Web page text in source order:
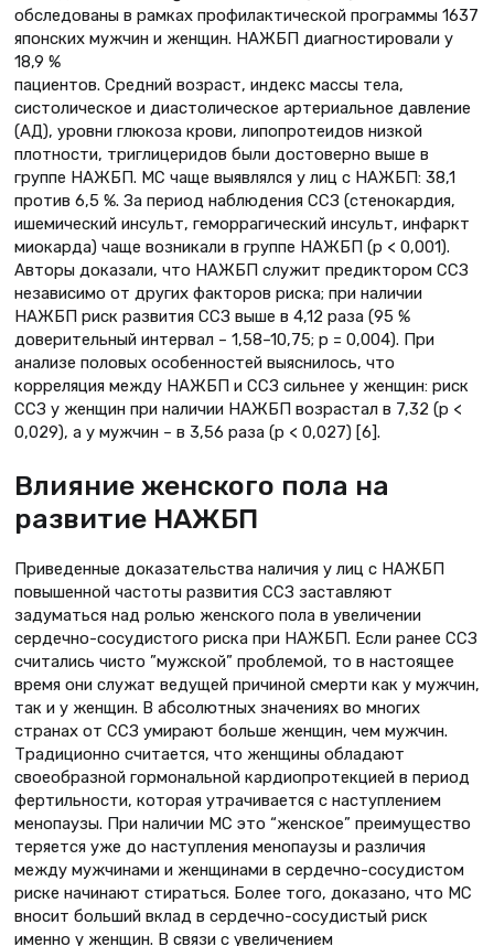
обследованы в рамках профилактической программы 1637
японских мужчин и женщин. НАЖБП диагностировали у
18,9 %
пациентов. Средний возраст, индекс массы тела,
систолическое и диастолическое артериальное давление
(АД), уровни глюкоза крови, липопротеидов низкой
плотности, триглицеридов были достоверно выше в
группе НАЖБП. МС чаще выявлялся у лиц с НАЖБП: 38,1
против 6,5 %. За период наблюдения ССЗ (стенокардия,
ишемический инсульт, геморрагический инсульт, инфаркт
миокарда) чаще возникали в группе НАЖБП (р < 0,001).
Авторы доказали, что НАЖБП служит предиктором ССЗ
независимо от других факторов риска; при наличии
НАЖБП риск развития ССЗ выше в 4,12 раза (95 %
доверительный интервал – 1,58–10,75; р = 0,004). При
анализе половых особенностей выяснилось, что
корреляция между НАЖБП и ССЗ сильнее у женщин: риск
ССЗ у женщин при наличии НАЖБП возрастал в 7,32 (р <
0,029), а у мужчин – в 3,56 раза (р < 0,027) [6].
Влияние женского пола на
развитие НАЖБП
Приведенные доказательства наличия у лиц с НАЖБП
повышенной частоты развития ССЗ заставляют
задуматься над ролью женского пола в увеличении
сердечно-сосудистого риска при НАЖБП. Если ранее ССЗ
считались чисто ”мужской” проблемой, то в настоящее
время они служат ведущей причиной смерти как у мужчин,
так и у женщин. В абсолютных значениях во многих
странах от ССЗ умирают больше женщин, чем мужчин.
Традиционно считается, что женщины обладают
своеобразной гормональной кардиопротекцией в период
фертильности, которая утрачивается с наступлением
менопаузы. При наличии МС это “женское” преимущество
теряется уже до наступления менопаузы и различия
между мужчинами и женщинами в сердечно-сосудистом
риске начинают стираться. Более того, доказано, что МС
вносит больший вклад в сердечно-сосудистый риск
именно у женщин. В связи с увеличением